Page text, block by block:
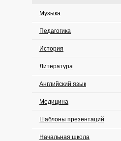
Музыка
Педагогика
История
Литература
Английский язык
Медицина
Шаблоны презентаций
Начальная школа